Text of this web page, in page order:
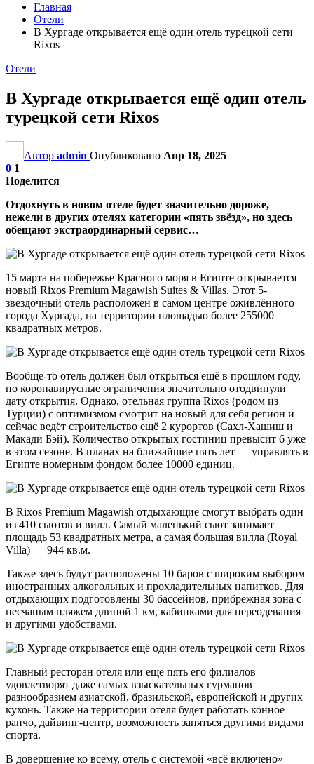
Главная
Отели
В Хургаде открывается ещё один отель турецкой сети
Rixos
Отели
В Хургаде открывается ещё один отель
турецкой сети Rixos
Автор admin Опубликовано Апр 18, 2025
0 1
Поделится
Отдохнуть в новом отеле будет значительно дороже,
нежели в других отелях категории «пять звёзд», но здесь
обещают экстраординарный сервис…
15 марта на побережье Красного моря в Египте открывается
новый Rixos Premium Magawish Suites & Villas. Этот 5-
звездочный отель расположен в самом центре оживлённого
города Хургада, на территории площадью более 255000
квадратных метров.
Вообще-то отель должен был открыться ещё в прошлом году,
но коронавирусные ограничения значительно отодвинули
дату открытия. Однако, отельная группа Rixos (родом из
Турции) с оптимизмом смотрит на новый для себя регион и
сейчас ведёт строительство ещё 2 курортов (Сахл-Хашиш и
Макади Бэй). Количество открытых гостиниц превысит 6 уже
в этом сезоне. В планах на ближайшие пять лет — управлять в
Египте номерным фондом более 10000 единиц.
В Rixos Premium Magawish отдыхающие смогут выбрать один
из 410 сьютов и вилл. Самый маленький сьют занимает
площадь 53 квадратных метра, а самая большая вилла (Royal
Villa) — 944 кв.м.
Также здесь будут расположены 10 баров с широким выбором
иностранных алкогольных и прохладительных напитков. Для
отдыхающих подготовлены 30 бассейнов, прибрежная зона с
песчаным пляжем длиной 1 км, кабинками для переодевания
и другими удобствами.
Главный ресторан отеля или ещё пять его филиалов
удовлетворят даже самых взыскательных гурманов
разнообразием азиатской, бразильской, европейской и других
кухонь. Также на территории отеля будет работать конное
ранчо, дайвинг-центр, возможность заняться другими видами
спорта.
В довершение ко всему, отель с системой «всё включено»